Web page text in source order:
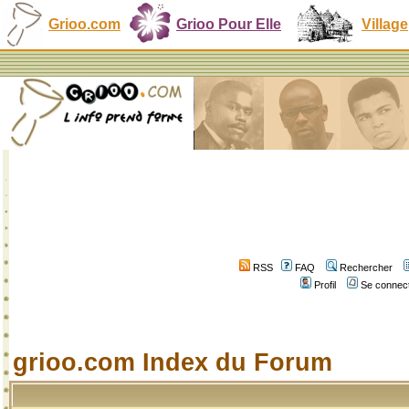
Grioo.com Grioo Pour Elle Village
RSS FAQ
Rechercher
Profil
Se
grioo.com Index du Forum